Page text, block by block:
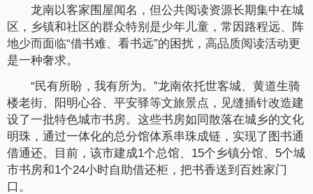
龙南以客家围屋闻名，但公共阅读资源长期集中在城
区，乡镇和社区的群众特别是少年儿童，常因路程远、阵
地少而面临“借书难、看书远”的困扰，高品质阅读活动更
是一种奢求。
“民有所盼，我有所为。”龙南依托世客城、黄道生骑
楼老街、阳明心谷、平安驿等文旅景点，见缝插针改造建
设了一批特色城市书房。这些书房如同散落在城乡的文化
明珠，通过一体化的总分馆体系串珠成链，实现了图书通
借通还。目前，该市建成1个总馆、15个乡镇分馆、5个城
市书房和1个24小时自助借还柜，把书香送到百姓家门
口。